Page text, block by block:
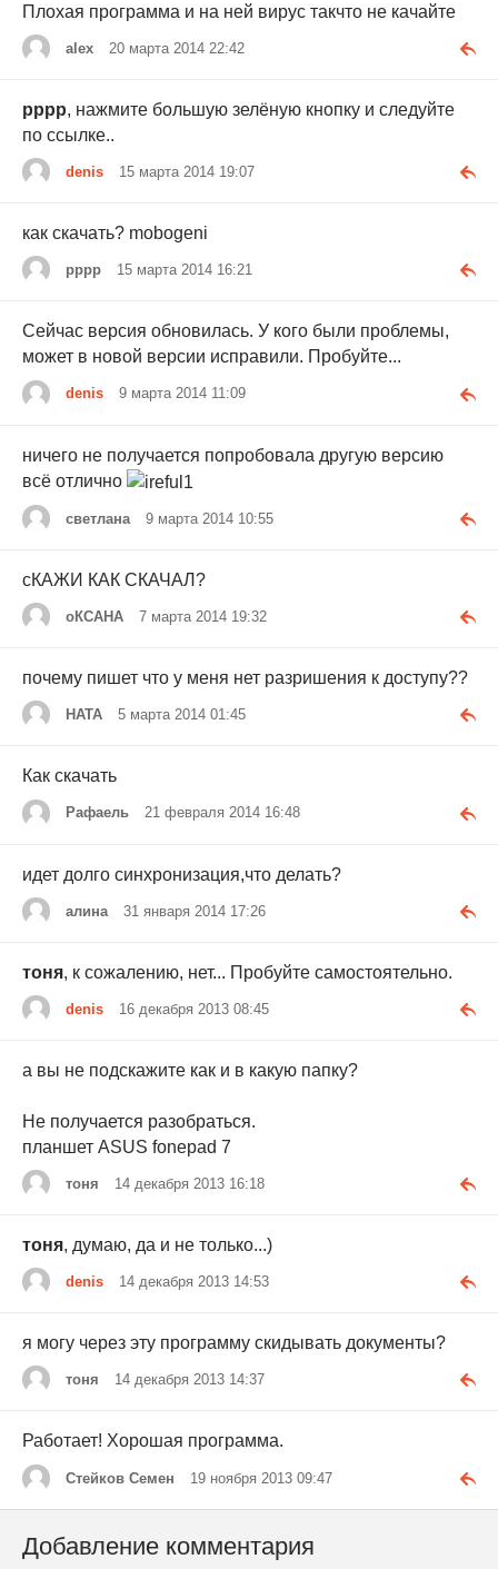
Плохая программа и на ней вирус такчто не качайте
alex 20 марта 2014 22:42
рррр, нажмите большую зелёную кнопку и следуйте
по ссылке..
denis 15 марта 2014 19:07
как скачать? mobogeni
рррр 15 марта 2014 16:21
Сейчас версия обновилась. У кого были проблемы,
может в новой версии исправили. Пробуйте...
denis 9 марта 2014 11:09
ничего не получается попробовала другую версию
всё отлично
светлана 9 марта 2014 10:55
сКАЖИ КАК СКАЧАЛ?
оКСАНА 7 марта 2014 19:32
почему пишет что у меня нет разришения к доступу??
НАТА 5 марта 2014 01:45
Как скачать
Рафаель 21 февраля 2014 16:48
идет долго синхронизация,что делать?
алина 31 января 2014 17:26
тоня, к сожалению, нет... Пробуйте самостоятельно.
denis 16 декабря 2013 08:45
а вы не подскажите как и в какую папку?
Не получается разобраться.
планшет ASUS fonepad 7
тоня 14 декабря 2013 16:18
тоня, думаю, да и не только...)
denis 14 декабря 2013 14:53
я могу через эту программу скидывать документы?
тоня 14 декабря 2013 14:37
Работает! Хорошая программа.
Стейков Семен 19 ноября 2013 09:47
Добавление комментария